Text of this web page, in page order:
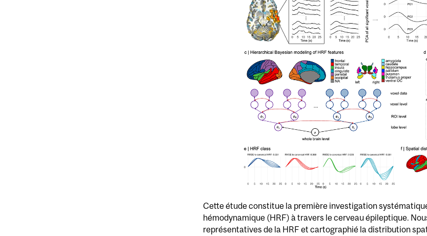
Cette étude constitue la première investigation
hémodynamique (HRF) à travers le cerveau épileptique.
représentatives de la HRF et cartographié la distribution